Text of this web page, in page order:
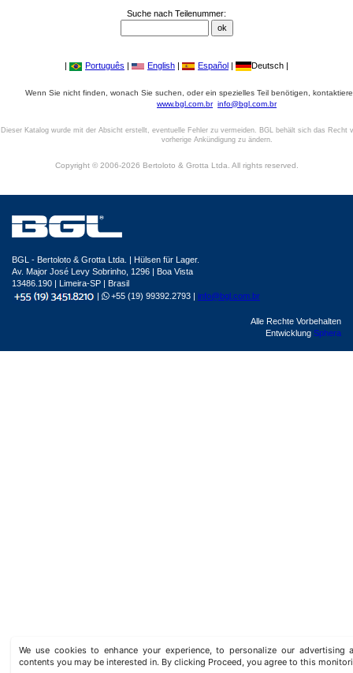
Suche nach Teilenummer:
| Português | English | Español | Deutsch |
Wenn Sie nicht finden, wonach Sie suchen, oder ein spezielles Teil benötigen,
www.bgl.com.br info@bgl.com.br
Dieser Katalog wurde mit der Absicht erstellt, eventuelle Fehler zu vermeiden. BGL behält sich das Recht
vorherige Ankündigung zu ändern.
Copyright © 2006-2026 Bertoloto & Grotta Ltda. All rights reserved.
We use cookies to enhance your experience, to personalize our advertising
contents you may be interested in. By clicking Proceed, you agree to this
BGL - Bertoloto & Grotta Ltda. | Hülsen für Lager.
Av. Major José Levy Sobrinho, 1296 | Boa Vista
13486.190 | Limeira-SP | Brasil
|
+55 (19) 99392.2793 | info@bgl.com.br
Alle Rechte Vorbehalten
Entwicklung Sphera